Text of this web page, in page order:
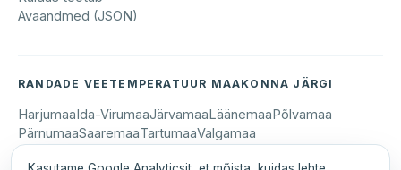
Avaandmed (JSON)
RANDADE VEETEMPERATUUR MAAKONNA JÄRGI
HarjumaaIda-VirumaaJärvamaaLäänemaaPõlvamaa
PärnumaaSaaremaaTartumaaValgamaa